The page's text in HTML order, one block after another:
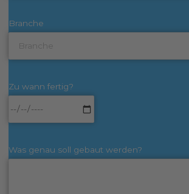
Branche
Zu wann fertig?
Was genau soll gebaut werden?